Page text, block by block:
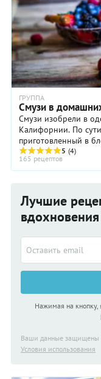
ГРУППА
Смузи в
Смузи изобрели в
Калифорнии. По
приготовленный в
густой. Отличие
готовится оно не из
целиком. Таким
пищеварения и
трубочками - во-
5 (4)
165 рецептов
Лучшие
Нажимая на кнопку,
Ваши данные защищены
Условия использования